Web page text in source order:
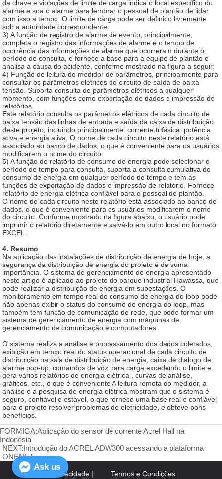
FORMIGA:Aplicação do sensor de corrente Acrel Hall na
Indonésia
NEXT:Introdução do ACREL ADW300 acessando a plataforma
ONENET
Política de privacidade | Termos e Condições
Ask us